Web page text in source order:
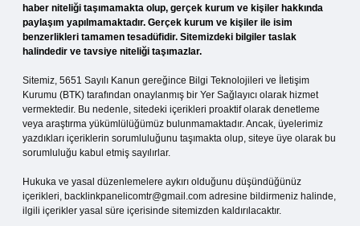
haber niteliği taşımamakta olup, gerçek kurum ve kişiler hakkında
paylaşım yapılmamaktadır. Gerçek kurum ve kişiler ile isim
benzerlikleri tamamen tesadüfidir. Sitemizdeki bilgiler taslak
halindedir ve tavsiye niteliği taşımazlar.
Sitemiz, 5651 Sayılı Kanun gereğince Bilgi Teknolojileri ve İletişim
Kurumu (BTK) tarafından onaylanmış bir Yer Sağlayıcı olarak hizmet
vermektedir. Bu nedenle, sitedeki içerikleri proaktif olarak denetleme
veya araştırma yükümlülüğümüz bulunmamaktadır. Ancak, üyelerimiz
yazdıkları içeriklerin sorumluluğunu taşımakta olup, siteye üye olarak bu
sorumluluğu kabul etmiş sayılırlar.
Hukuka ve yasal düzenlemelere aykırı olduğunu düşündüğünüz
içerikleri, backlinkpanelicomtr@gmail.com adresine bildirmeniz halinde,
ilgili içerikler yasal süre içerisinde sitemizden kaldırılacaktır.